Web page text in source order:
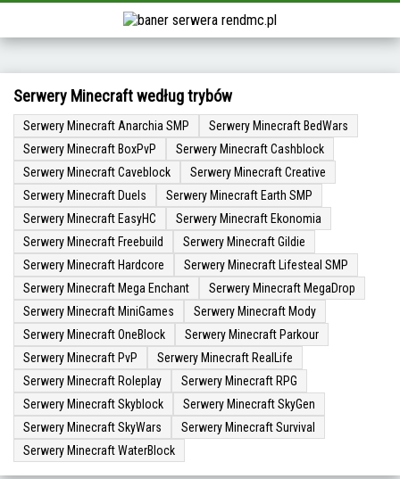
Serwery Minecraft według trybów
Serwery Minecraft Anarchia SMP
Serwery Minecraft BedWars
Serwery Minecraft BoxPvP
Serwery Minecraft Cashblock
Serwery Minecraft Caveblock
Serwery Minecraft Creative
Serwery Minecraft Duels
Serwery Minecraft Earth SMP
Serwery Minecraft EasyHC
Serwery Minecraft Ekonomia
Serwery Minecraft Freebuild
Serwery Minecraft Gildie
Serwery Minecraft Hardcore
Serwery Minecraft Lifesteal SMP
Serwery Minecraft Mega Enchant
Serwery Minecraft MegaDrop
Serwery Minecraft MiniGames
Serwery Minecraft Mody
Serwery Minecraft OneBlock
Serwery Minecraft Parkour
Serwery Minecraft PvP
Serwery Minecraft RealLife
Serwery Minecraft Roleplay
Serwery Minecraft RPG
Serwery Minecraft Skyblock
Serwery Minecraft SkyGen
Serwery Minecraft SkyWars
Serwery Minecraft Survival
Serwery Minecraft WaterBlock